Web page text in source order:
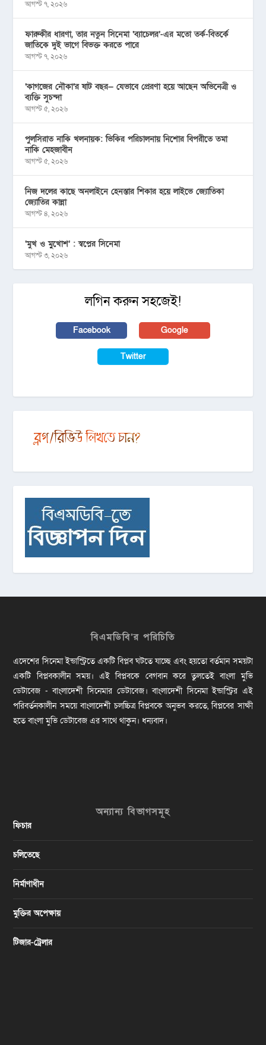
আগস্ট ৭, ২০২৬
ফারুকীর ধারণা, তার নতুন সিনেমা ‘ব্যাচেলর’-এর মতো তর্ক-বিতর্কে
জাতিকে দুই ভাগে বিভক্ত করতে পারে
আগস্ট ৭, ২০২৬
‘কাগজের নৌকা’র ষাট বছর— যেভাবে প্রেরণা হয়ে আছেন অভিনেত্রী ও
ব্যক্তি সুচন্দা
আগস্ট ৫, ২০২৬
পুলসিরাত নাকি খলনায়ক: ভিকির পরিচালনায় নিশোর বিপরীতে তমা
নাকি মেহজাবীন
আগস্ট ৫, ২০২৬
নিজ দলের কাছে অনলাইনে হেনস্তার শিকার হয়ে লাইভে জ্যোতিকা
জ্যোতির কান্না
আগস্ট ৪, ২০২৬
‘মুখ ও মু্খোশ’ : স্বপ্নের সিনেমা
আগস্ট ৩, ২০২৬
লগিন করুন সহজেই!
Facebook Google
Twitter
বিএমডিবি’র পরিচিতি
এদেশের সিনেমা ইন্ডাস্ট্রিতে একটি বিপ্লব ঘটতে যাচ্ছে এবং হয়তো বর্তমান সময়টা
একটি বিপ্লবকালীন সময়। এই বিপ্লবকে বেগবান করে তুলতেই বাংলা মুভি
ডেটাবেজ - বাংলাদেশী সিনেমার ডেটাবেজ। বাংলাদেশী সিনেমা ইন্ডাস্ট্রির এই
পরিবর্তনকালীন সময়ে বাংলাদেশী চলচ্চিত্র বিপ্লবকে অনুভব করতে, বিপ্লবের সাক্ষী
হতে বাংলা মুভি ডেটাবেজ এর সাথে থাকুন। ধন্যবাদ।
অন্যান্য বিভাগসমূহ
ফিচার
চলিতেছে
নির্মাণাধীন
মুক্তির অপেক্ষায়
টিজার-ট্রেলার